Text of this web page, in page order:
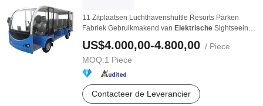
11 Zitplaatsen Luchthavenshuttle Resorts Parken
Fabriek Gebruikmakend van Elektrische Sightseeing
US$4.000,00-4.800,00 / Piece
MOQ:1 Piece
Contacteer de Leverancier